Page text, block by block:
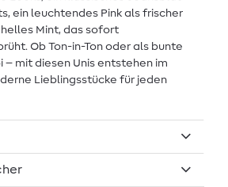
ein leuchtendes Pink als frischer
Mint, das sofort
Ob Ton-in-Ton oder als bunte
– mit diesen Unis entstehen im
Lieblingsstücke für jeden